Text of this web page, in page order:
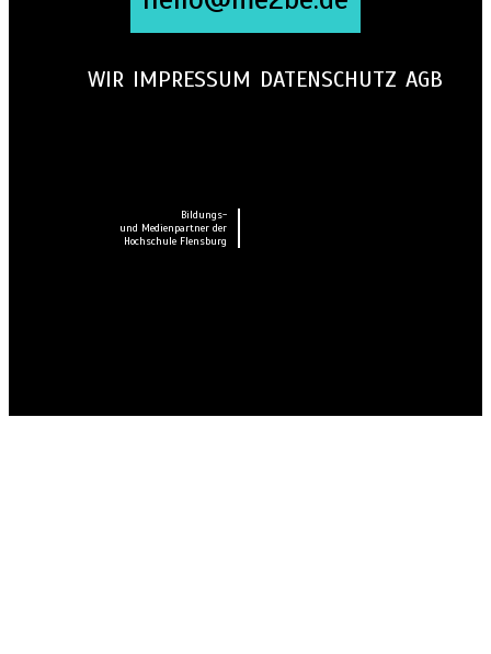
WIR IMPRESSUM DATENSCHUTZ AGB
Bildungs-
und Medienpartner der
Hochschule Flensburg